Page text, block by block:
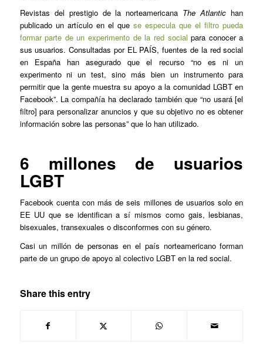
Revistas del prestigio de la norteamericana The Atlantic han
publicado un artículo en el quese especula que el filtro pueda
formar parte de un experimento de la red social para conocer a
sus usuarios. Consultadas por EL PAÍS, fuentes de la red social
en España han asegurado que el recurso “no es ni un
experimento ni un test, sino más bien un instrumento para
permitir que la gente muestra su apoyo a la comunidad LGBT en
Facebook”. La compañía ha declarado también que “no usará [el
filtro] para personalizar anuncios y que su objetivo no es obtener
información sobre las personas” que lo han utilizado.
6 millones de usuarios
LGBT
Facebook cuenta con más de seis millones de usuarios solo en
EE UU que se identifican a sí mismos como gais, lesbianas,
bisexuales, transexuales o disconformes con su género.
Casi un millón de personas en el país norteamericano forman
parte de un grupo de apoyo al colectivo LGBT en la red social.
Share this entry